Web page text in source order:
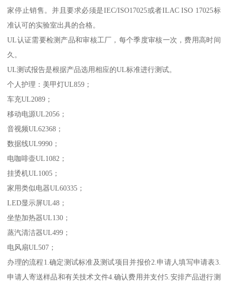
家停止销售。并且要求必须是IEC/ISO17025或者ILAC ISO 17025标
准认可的实验室出具的合格。
UL认证需要检测产品和审核工厂，每个季度审核一次，费用高时间
久。
UL测试报告是根据产品选用相应的UL标准进行测试。
个人护理：美甲灯UL859；
车充UL2089；
移动电源UL2056；
音视频UL62368；
数据线UL9990；
电咖啡壶UL1082；
挂烫机UL1005；
家用类似电器UL60335；
LED显示屏UL48；
坐垫加热器UL130；
蒸汽清洁器UL499；
电风扇UL507；
办理的流程1.确定测试标准及测试项目并报价2.申请人填写申请表3.
申请人寄送样品和有关技术文件4.确认费用并支付5.安排产品进行测